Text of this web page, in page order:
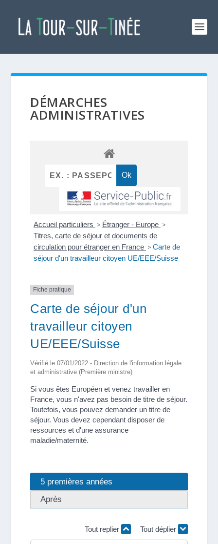
DÉMARCHES
ADMINISTRATIVES
Accueil particuliers > Étranger - Europe >
Titres, carte de séjour et documents de
circulation pour étranger en France > Carte de
séjour d'un travailleur citoyen UE/EEE/Suisse
Fiche pratique
Carte de séjour d'un
travailleur citoyen
UE/EEE/Suisse
Vérifié le 07/01/2022 - Direction de l'information légale
et administrative (Première ministre)
Si vous êtes Européen et venez travailler en
France, vous n'avez pas besoin de titre de séjour.
Toutefois, vous pouvez demander un titre de
séjour. Vous devez cependant disposer de
ressources et d'une assurance
maladie/maternité.
5 premières années
Après
Tout replier Tout déplier